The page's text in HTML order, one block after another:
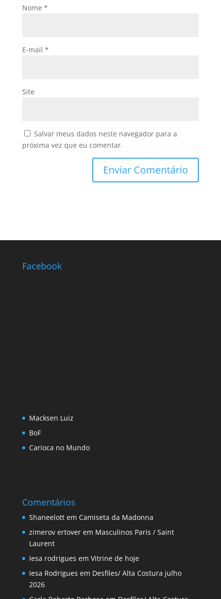
Nome *
E-mail *
Site
Salvar meus dados neste navegador para a
próxima vez que eu comentar.
Facebook
Macksen Luiz
BoF
Carioca no Mundo
Comentários
Shaneelottem Camiseta da Madonna
zimerov ertoverem Masculinos Paris / Saint
Laurent
Iesa rodrigues em Vitrine de hoje
Iesa Rodrigues em Desfiles/ Alta Costura julho
2026